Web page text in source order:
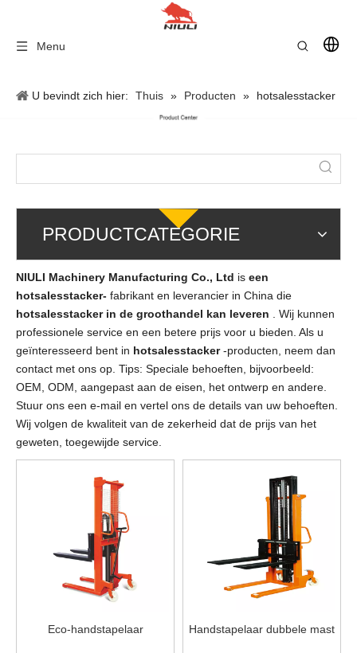
Menu
U bevindt zich hier: Thuis » Producten » hotsalesstacker
PRODUCTCATEGORIE
NIULI Machinery Manufacturing Co., Ltd is een
hotsalesstacker- fabrikant en leverancier in China die
hotsalesstacker in de groothandel kan leveren
. Wij kunnen
professionele service en een betere prijs voor u bieden. Als u
geïnteresseerd bent in hotsalesstacker-producten, neem dan
contact met ons op. Tips: Speciale behoeften, bijvoorbeeld:
OEM, ODM, aangepast aan de eisen, het ontwerp en andere.
Stuur ons een e-mail en vertel ons de details van uw behoeften.
Wij volgen de kwaliteit van de zekerheid dat de prijs van het
geweten, toegewijde service.
Eco-handstapelaar Handstapelaar dubbele mast